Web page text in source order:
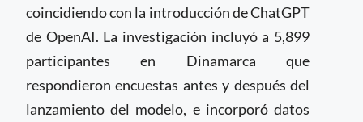
coincidiendo con la introducción de ChatGPT
de OpenAI. La investigación incluyó a 5,899
participantes en Dinamarca que
respondieron encuestas antes y después del
lanzamiento del modelo, e incorporó datos